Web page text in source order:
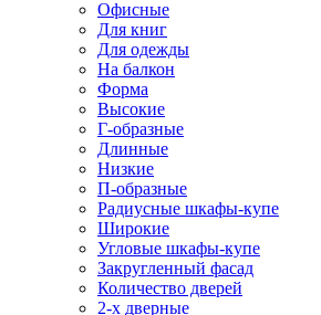
Офисные
Для книг
Для одежды
На балкон
Форма
Высокие
Г-образные
Длинные
Низкие
П-образные
Радиусные шкафы-купе
Широкие
Угловые шкафы-купе
Закругленный фасад
Количество дверей
2-х дверные